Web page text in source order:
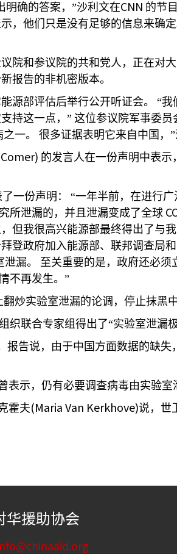
明确的答案，”沙利文在CNN 的节
，他们只是没有足够的信息来确定
院和参议院的共和党人，正在对
报告的非机密版本。
源部评估后举行公开听证会。 “我
持这一点，” 这位参议院军事委员
一。
很多证据表明它来自中国，”
的发言人在一份声明中表示
一份声明：
“一年半前，在进行
所泄漏的，并且泄漏变成了全球
但我很高兴能源部最终得出了与我
登政府加入能源部、联邦调查局
漏。
至关重要的是，政府还必
不再发生。”
炒实验室泄漏的论调，停止抹黑
联合专家组得出了“实验室泄漏
告说，由于中国方面数据的缺失
表示，仍有必要调查病毒由实验室
霍夫(Maria Van Kerkhove)说，世
华援助协会